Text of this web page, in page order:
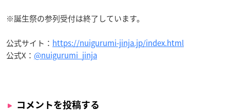
※誕生祭の参列受付は終了しています。
公式サイト： https://nuigurumi-jinja.jp/index.html
公式X： @nuigurumi_jinja
コメントを投稿する